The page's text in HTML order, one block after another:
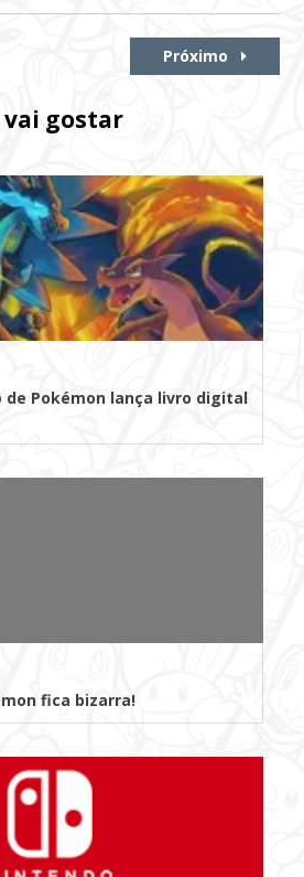
Próximo
gostar
de Pokémon lança livro digital
fica bizarra!